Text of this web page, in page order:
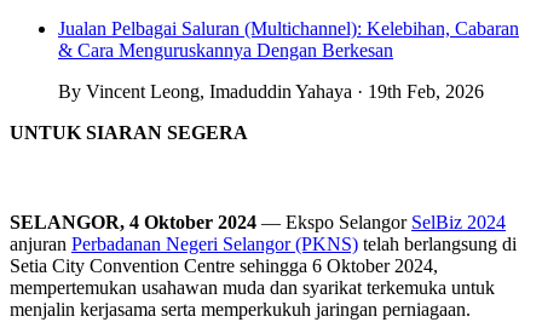
Jualan Pelbagai Saluran (Multichannel): Kelebihan, Cabaran
& Cara Menguruskannya Dengan Berkesan
By Vincent Leong, Imaduddin Yahaya · 19th Feb, 2026
UNTUK SIARAN SEGERA
SELANGOR, 4 Oktober 2024 — Ekspo Selangor SelBiz 2024
anjuran Perbadanan Negeri Selangor (PKNS) telah berlangsung di
Setia City Convention Centre sehingga 6 Oktober 2024,
mempertemukan usahawan muda dan syarikat terkemuka untuk
menjalin kerjasama serta memperkukuh jaringan perniagaan.